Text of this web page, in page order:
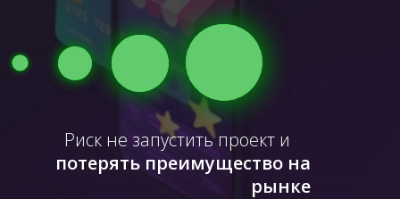
Риск не запустить проект и
потерять преимущество на
рынке